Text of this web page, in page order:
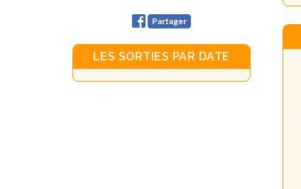
Partager
LES SORTIES PAR DATE